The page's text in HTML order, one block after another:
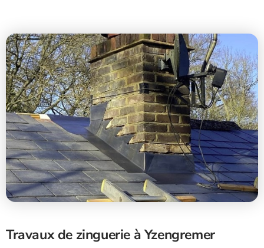
Travaux de zinguerie à Yzengremer